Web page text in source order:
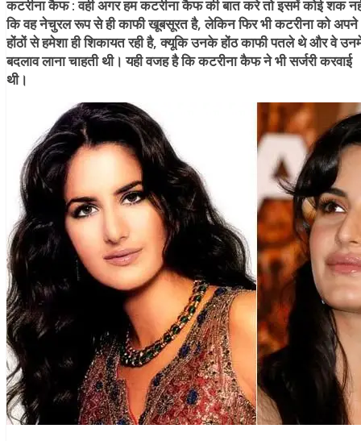
कटरीना कैफ :वही अगर हम कटरीना कैफ की बात करे तो इसमें कोई शक
कि वह नेचुरल रूप से ही काफी खूबसूरत है, लेकिन फिर भी कटरीना को अपने
होंठों से हमेशा ही शिकायत रही है, क्यूकि उनके होंठ काफी पतले थे और वे
बदलाव लाना चाहती थी। यही वजह है कि कटरीना कैफ ने भी सर्जरी करवाई
थी।